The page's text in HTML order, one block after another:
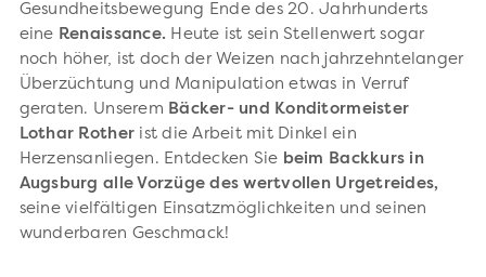
Gesundheitsbewegung Ende des 20. Jahrhunderts
eine Renaissance. Heute ist sein Stellenwert sogar
noch höher, ist doch der Weizen nach jahrzehntelanger
Überzüchtung und Manipulation etwas in Verruf
geraten. Unserem Bäcker- und Konditormeister
Lothar Rother ist die Arbeit mit Dinkel ein
Herzensanliegen. Entdecken Sie beim Backkurs in
Augsburg alle Vorzüge des wertvollen Urgetreides,
seine vielfältigen Einsatzmöglichkeiten und seinen
wunderbaren Geschmack!